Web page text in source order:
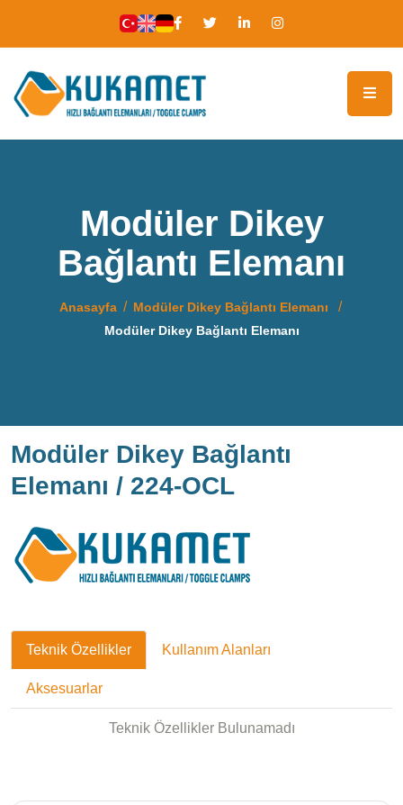
Modüler Dikey
Bağlantı Elemanı
Anasayfa
Modüler Dikey Bağlantı Elemanı
Modüler Dikey Bağlantı Elemanı
Modüler Dikey Bağlantı
Elemanı / 224-OCL
Teknik Özellikler Kullanım Alanları
Aksesuarlar
Teknik Özellikler Bulunamadı